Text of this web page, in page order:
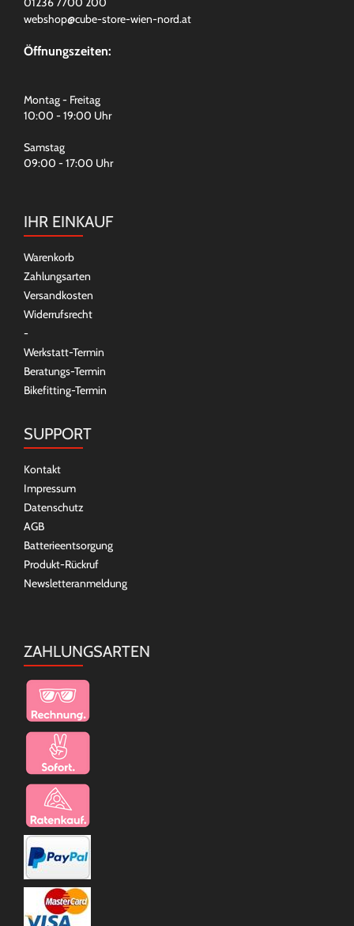
webshop@cube-store-wien-nord.at
Öffnungszeiten:
Montag - Freitag
10:00 - 19:00 Uhr
Samstag
09:00 - 17:00 Uhr
IHR EINKAUF
Warenkorb
Zahlungsarten
Versandkosten
Widerrufsrecht
-
Werkstatt-Termin
Beratungs-Termin
Bikefitting-Termin
SUPPORT
Kontakt
Impressum
Datenschutz
AGB
Batterieentsorgung
Produkt-Rückruf
Newsletteranmeldung
ZAHLUNGSARTEN